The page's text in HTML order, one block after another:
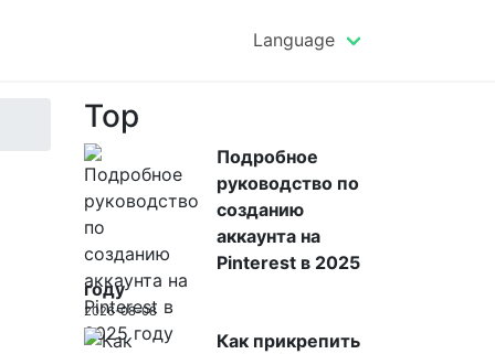
Language
Top
Подробное
руководство по
созданию
аккаунта на
Pinterest в 2025
году
2026-08-08
Как прикрепить